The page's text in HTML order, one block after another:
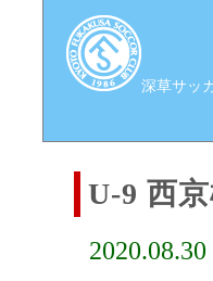
深草サッ
U-9 西
2020.08.30